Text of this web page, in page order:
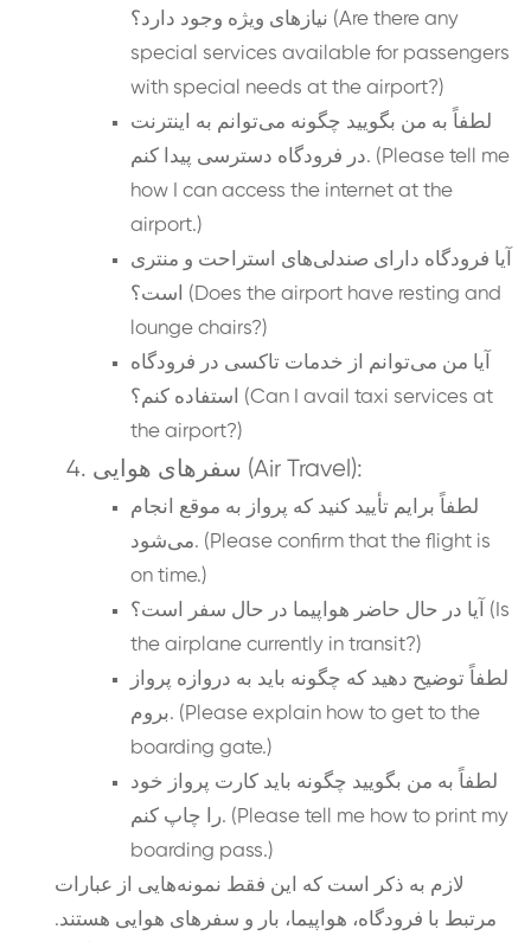
نیازهای ویژه وجود دارد؟ (Are there any
special services available for passengers
with special needs at the airport?)
لطفاً به من بگویید چگونه می‌توانم به اینترنت
در فرودگاه دسترسی پیدا کنم. (Please tell me
how I can access the internet at the
airport.)
آیا فرودگاه دارای صندلی‌های استراحت و منتری
است؟ (Does the airport have resting and
lounge chairs?)
آیا من می‌توانم از خدمات تاکسی در فرودگاه
استفاده کنم؟ (Can I avail taxi services at
the airport?)
سفرهای هوایی (Air Travel):
لطفاً برایم تأیید کنید که پرواز به موقع انجام
می‌شود. (Please confirm that the flight is
on time.)
آیا در حال حاضر هواپیما در حال سفر است؟ (Is
the airplane currently in transit?)
لطفاً توضیح دهید که چگونه باید به دروازه پرواز
بروم. (Please explain how to get to the
boarding gate.)
لطفاً به من بگویید چگونه باید کارت پرواز خود
را چاپ کنم. (Please tell me how to print my
boarding pass.)
لازم به ذکر است که این فقط نمونه‌هایی از عبارات
مرتبط با فرودگاه، هواپیما، بار و سفرهای هوایی هستند.